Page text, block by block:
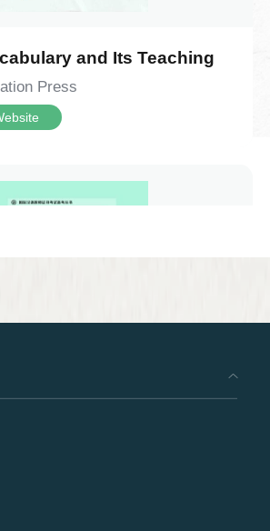
扬顿挫不只用在演讲之中，
、戏剧表演、乐器演奏、课
交流等场景都广泛适用。整
and Its Teaching
Press
and Its Teaching